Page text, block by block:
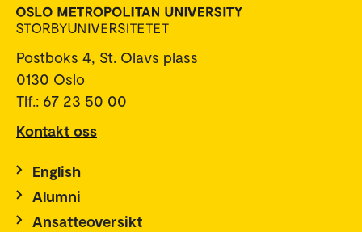
Postboks 4, St. Olavs plass
0130 Oslo
Tlf.: 67 23 50 00
Kontakt oss
English
Alumni
Ansatteoversikt